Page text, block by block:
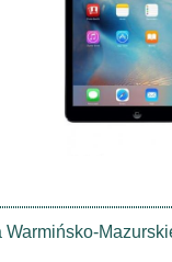
Warmińsko-